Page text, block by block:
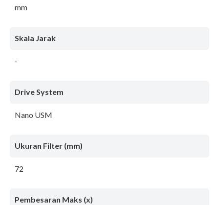
mm
Skala Jarak
-
Drive System
Nano USM
Ukuran Filter (mm)
72
Pembesaran Maks (x)